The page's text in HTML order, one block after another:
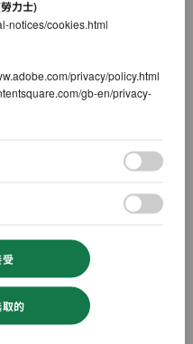
力士)
notices/cookies.html
privacy/policy.html
gb-en/privacy-
的